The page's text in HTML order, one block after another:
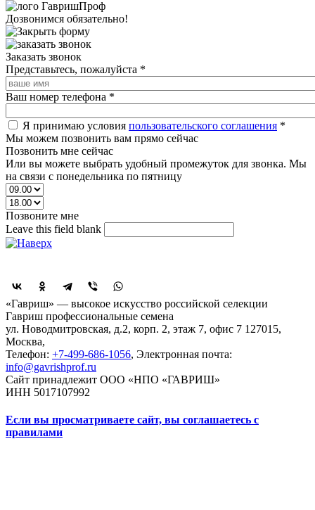
Дозвонимся обязательно!
Заказать звонок
Представьтесь, пожалуйста *
Ваш номер телефона *
Я принимаю условия пользовательского соглашения *
Мы можем позвонить вам прямо сейчас
Позвонить мне сейчас
Или вы можете выбрать удобный промежуток для звонка. Мы
на связи с понедельника по пятницу
Позвоните мне
Leave this field blank
«Гавриш» — высокое искусство российской селекции
Гавриш профессиональные семена
ул. Новодмитровская, д.2, корп. 2, этаж 7, офис 7 127015,
Москва,
Телефон: +7-499-686-1056, Электронная почта:
info@gavrishprof.ru
Сайт принадлежит ООО «НПО «ГАВРИШ»
ИНН 5017107992
Если вы просматриваете сайт, вы соглашаетесь с
правилами